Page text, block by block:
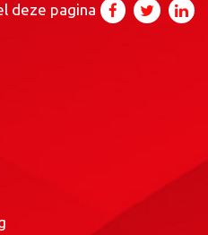
deze pagina